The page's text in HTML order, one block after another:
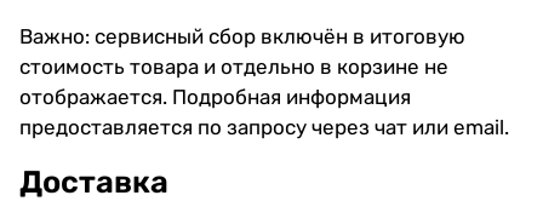
Важно: сервисный сбор включён в итоговую
стоимость товара и отдельно в корзине не
отображается. Подробная информация
предоставляется по запросу через чат или email.
Доставка